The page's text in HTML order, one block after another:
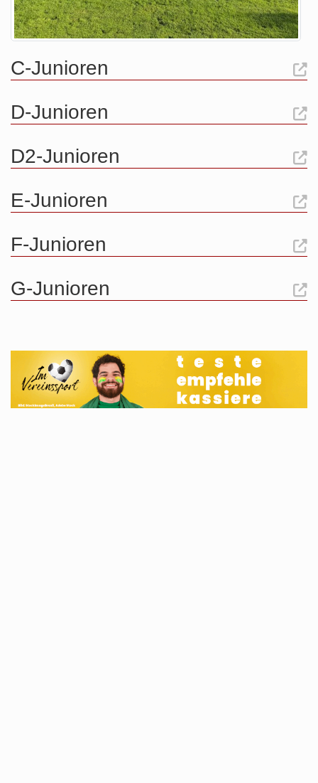
C-Junioren
D-Junioren
D2-Junioren
E-Junioren
F-Junioren
G-Junioren